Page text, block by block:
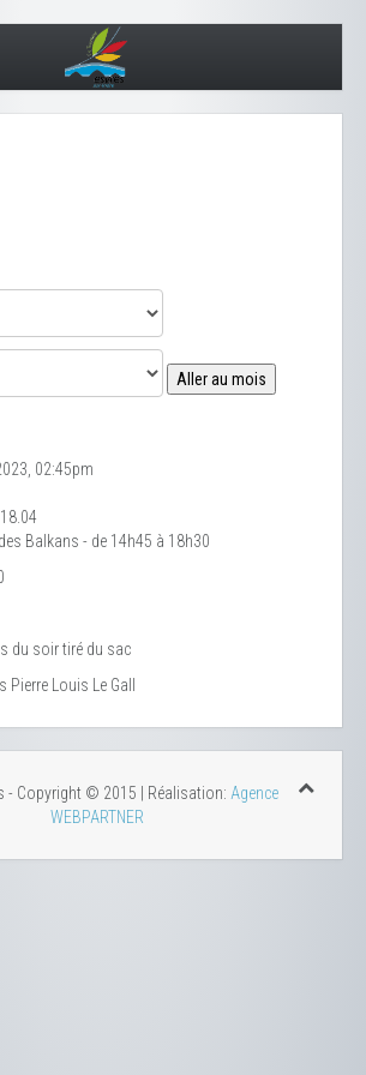
Aller au mois
02:45pm
Balkans - de 14h45 à 18h30
du soir tiré du sac
Pierre Louis Le Gall
- Copyright © 2015 | Réalisation: Agence
WEBPARTNER